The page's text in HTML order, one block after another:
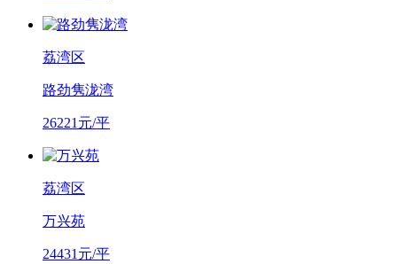
荔湾区
路劲隽泷湾
26221元/平
荔湾区
万兴苑
24431元/平